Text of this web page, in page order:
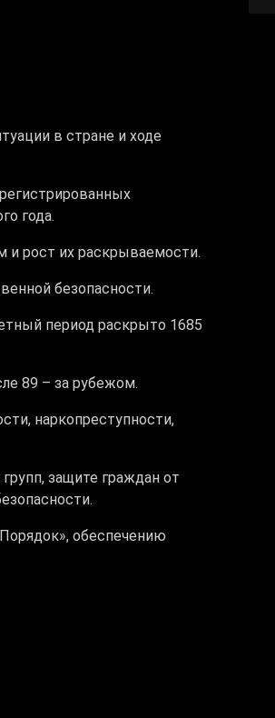
в стране и ходе
года.
и рост их раскрываемости.
безопасности.
период раскрыто 1685
89 – за рубежом.
наркопреступности,
защите граждан от
обеспечению